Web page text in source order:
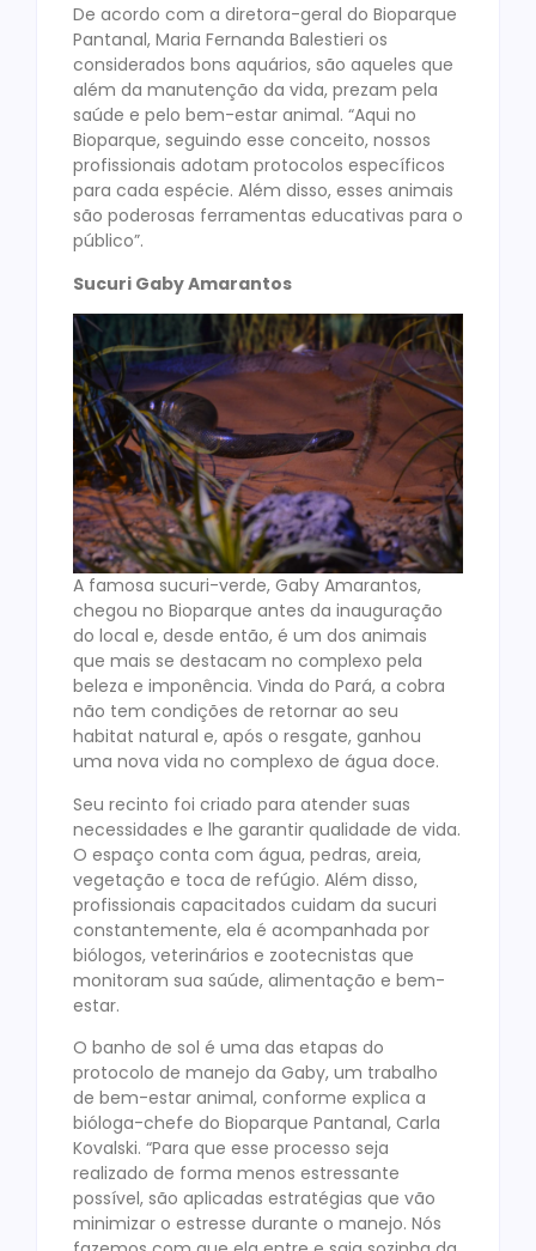
De acordo com a diretora-geral do Bioparque
Pantanal, Maria Fernanda Balestieri os
considerados bons aquários, são aqueles que
além da manutenção da vida, prezam pela
saúde e pelo bem-estar animal. “Aqui no
Bioparque, seguindo esse conceito, nossos
profissionais adotam protocolos específicos
para cada espécie. Além disso, esses animais
são poderosas ferramentas educativas para o
público”.
Sucuri Gaby Amarantos
A famosa sucuri-verde, Gaby Amarantos,
chegou no Bioparque antes da inauguração
do local e, desde então, é um dos animais
que mais se destacam no complexo pela
beleza e imponência. Vinda do Pará, a cobra
não tem condições de retornar ao seu
habitat natural e, após o resgate, ganhou
uma nova vida no complexo de água doce.
Seu recinto foi criado para atender suas
necessidades e lhe garantir qualidade de vida.
O espaço conta com água, pedras, areia,
vegetação e toca de refúgio. Além disso,
profissionais capacitados cuidam da sucuri
constantemente, ela é acompanhada por
biólogos, veterinários e zootecnistas que
monitoram sua saúde, alimentação e bem-
estar.
O banho de sol é uma das etapas do
protocolo de manejo da Gaby, um trabalho
de bem-estar animal, conforme explica a
bióloga-chefe do Bioparque Pantanal, Carla
Kovalski. “Para que esse processo seja
realizado de forma menos estressante
possível, são aplicadas estratégias que vão
minimizar o estresse durante o manejo. Nós